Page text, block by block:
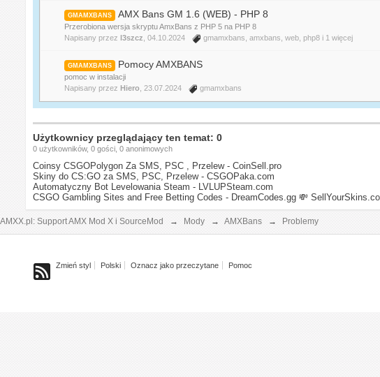
GMAMXBANS AMX Bans GM 1.6 (WEB) - PHP 8
Przerobiona wersja skryptu AmxBans z PHP 5 na PHP 8
Napisany przez l3szcz , 04.10.2024 gmamxbans ,amxbans ,web ,php8 i 1 więcej
GMAMXBANS Pomocy AMXBANS
pomoc w instalacji
Napisany przez Hiero , 23.07.2024 gmamxbans
Użytkownicy przeglądający ten temat: 0
0 użytkowników, 0 gości, 0 anonimowych
Coinsy CSGOPolygon Za SMS, PSC , Przelew - CoinSell.pro
Skiny do CS:GO za SMS, PSC, Przelew - CSGOPaka.com
Automatyczny Bot Levelowania Steam - LVLUPSteam.com
CSGO Gambling Sites and Free Betting Codes - DreamCodes.gg 💸
AMXX.pl: Support AMX Mod X i SourceMod → Mody → AMXBans → Problemy
Zmień styl Polski Oznacz jako przeczytane Pomoc